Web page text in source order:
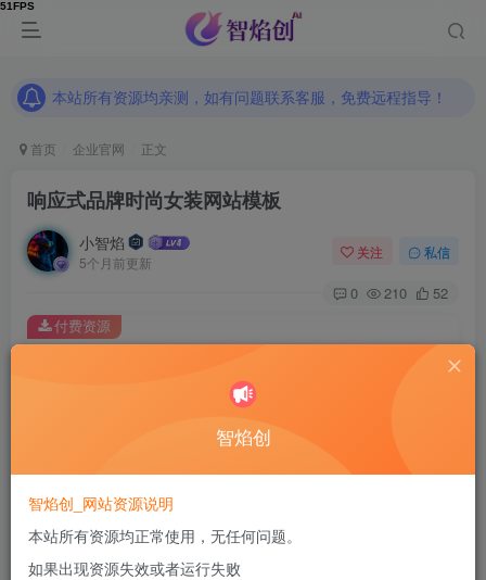
本站所有资源均亲测，如有问题联系客服，免费远程指导！
本站所有资源均亲测，如有问题联系客服，免费远程指导！
首页 企业官网 正文
响应式品牌时尚女装网站模板
小智焰
5个月前更新
关注 私信
0 210 52
此内容为付费资源，请付费后查看
RMB9.9
您当前未登录！建议登陆后购买，可保存购买订单
付费资源
智焰创
智焰创_网站资源说明
本站所有资源均正常使用，无任何问题。
如果出现资源失效或者运行失败